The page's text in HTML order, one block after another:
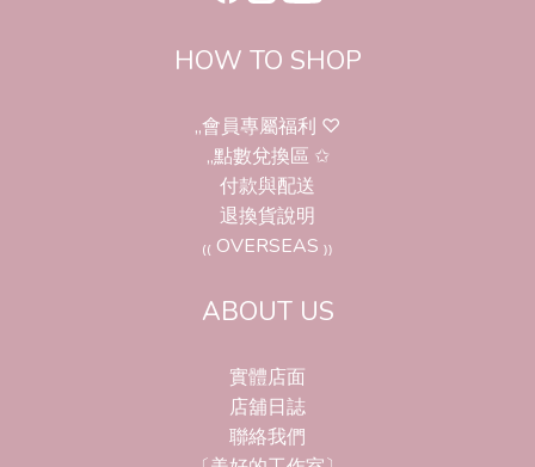
HOW TO SHOP
,,會員專屬福利 ♡
,,點數兌換區 ✩
付款與配送
退換貨說明
₍₍ OVERSEAS ₎₎
ABOUT US
實體店面
店舖日誌
聯絡我們